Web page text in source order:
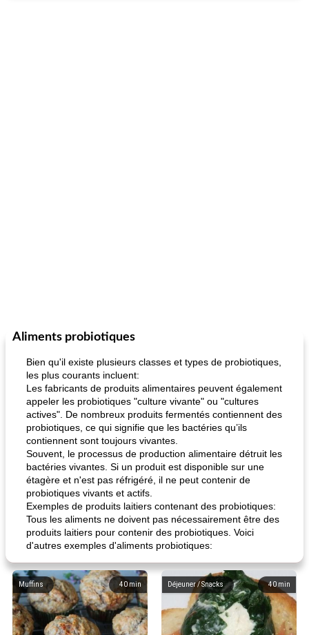
Aliments probiotiques
Bien qu'il existe plusieurs classes et types de probiotiques,
les plus courants incluent:
Les fabricants de produits alimentaires peuvent également
appeler les probiotiques "culture vivante" ou "cultures
actives". De nombreux produits fermentés contiennent des
probiotiques, ce qui signifie que les bactéries qu’ils
contiennent sont toujours vivantes.
Souvent, le processus de production alimentaire détruit les
bactéries vivantes. Si un produit est disponible sur une
étagère et n'est pas réfrigéré, il ne peut contenir de
probiotiques vivants et actifs.
Exemples de produits laitiers contenant des probiotiques:
Tous les aliments ne doivent pas nécessairement être des
produits laitiers pour contenir des probiotiques. Voici
d'autres exemples d'aliments probiotiques:
40 min
Muffins 40 min
Déjeuner / Snacks